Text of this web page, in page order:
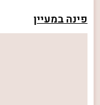
פינה במעיין